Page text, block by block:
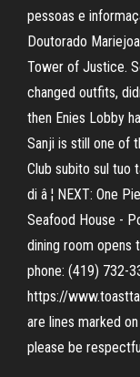
pessoas e
Doutorado
Tower of Justice.
changed outfits,
then Enies Lobby
Sanji is still one of
Club subito sul tuo
di â ¦ NEXT: One
Seafood House -
dining room opens
phone: (419) 732-
https://
are lines marked
please be